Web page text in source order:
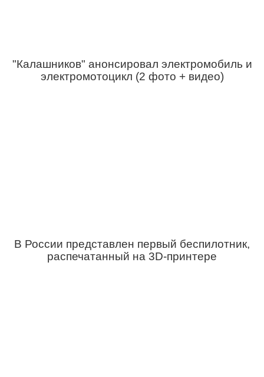
"Калашников" анонсировал электромобиль и
электромотоцикл (2 фото + видео)
В России представлен первый беспилотник,
распечатанный на 3D-принтере